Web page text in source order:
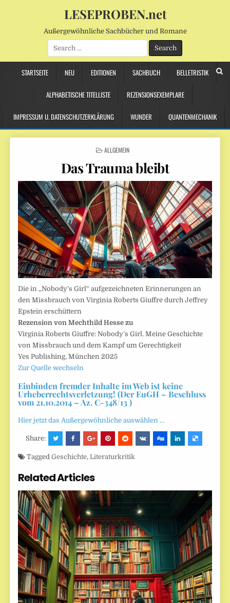
LESEPROBEN.net
Außergewöhnliche Sachbücher und Romane
Search
for:
STARTSEITE NEU EDITIONEN SACHBUCH BELLETRISTIK
ALPHABETISCHE TITELLISTE REZENSIONSEXEMPLARE
IMPRESSUM U. DATENSCHUTZERKLÄRUNG WUNDER QUANTENMECHANIK
POSTED
ALLGEMEIN
Das Trauma bleibt
Die in „Nobody’s Girl“ aufgezeichneten Erinnerungen an
den Missbrauch von Virginia Roberts Giuffre durch Jeffrey
Epstein erschüttern
Rezension von Mechthild Hesse zu
Virginia Roberts Giuffre: Nobody’s Girl. Meine Geschichte
von Missbrauch und dem Kampf um Gerechtigkeit
Yes Publishing, München 2025
Zur Quelle wechseln
Einbinden fremder Inhalte im Web ist keine
Urheberrechtsverletzung! (Der EuGH – Beschluss
vom 21.10.2014 – Az. C-348/13 )
Hier jetzt das Außergewöhnliche auswählen …
Share:
TaggedGeschichte,Literaturkritik
Related Articles